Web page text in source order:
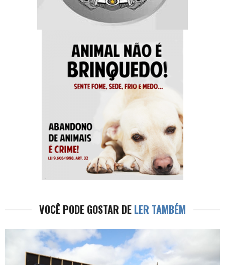
VOCÊ PODE GOSTAR DE LER TAMBÉM